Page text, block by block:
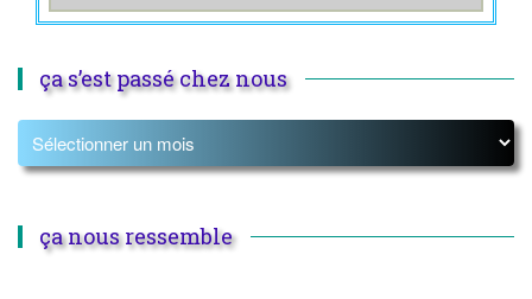
ça s’est passé chez nous
ça nous ressemble